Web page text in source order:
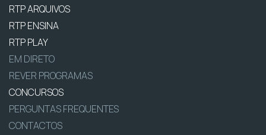
RTP ARQUIVOS
RTP ENSINA
RTP PLAY
EM DIRETO
REVER PROGRAMAS
CONCURSOS
PERGUNTAS FREQUENTES
CONTACTOS